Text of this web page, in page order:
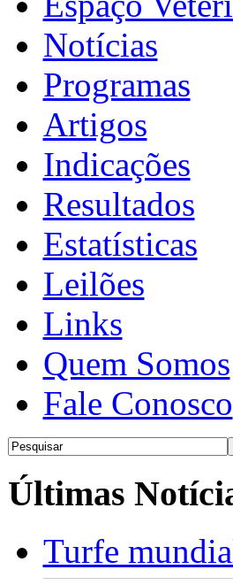
Notícias
Programas
Artigos
Indicações
Resultados
Estatísticas
Leilões
Links
Quem Somos
Fale Conosco
Últimas
Turfe